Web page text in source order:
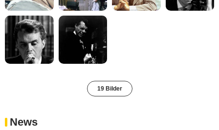
19 Bilder
News